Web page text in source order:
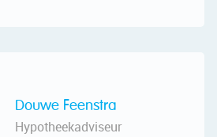
Douwe Feenstra
Hypotheekadviseur